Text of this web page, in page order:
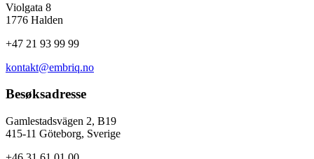
Violgata 8
1776 Halden
+47 21 93 99 99
kontakt@embriq.no
Besøksadresse
Gamlestadsvägen 2, B19
415-11 Göteborg, Sverige